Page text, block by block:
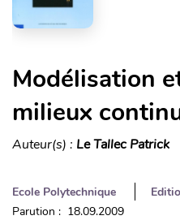
Modélisation
milieux
Auteur(s) : Le Tallec Patrick
Ecole Polytechnique
Parution : 18.09.2009